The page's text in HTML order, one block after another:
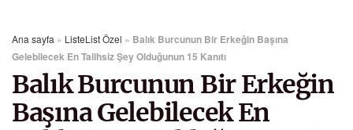
Ana sayfa » ListeList Özel » Balık Burcunun Bir Erkeğin Başına
Gelebilecek En Talihsiz Şey Olduğunun 15 Kanıtı
Balık Burcunun Bir Erkeğin
Başına Gelebilecek En